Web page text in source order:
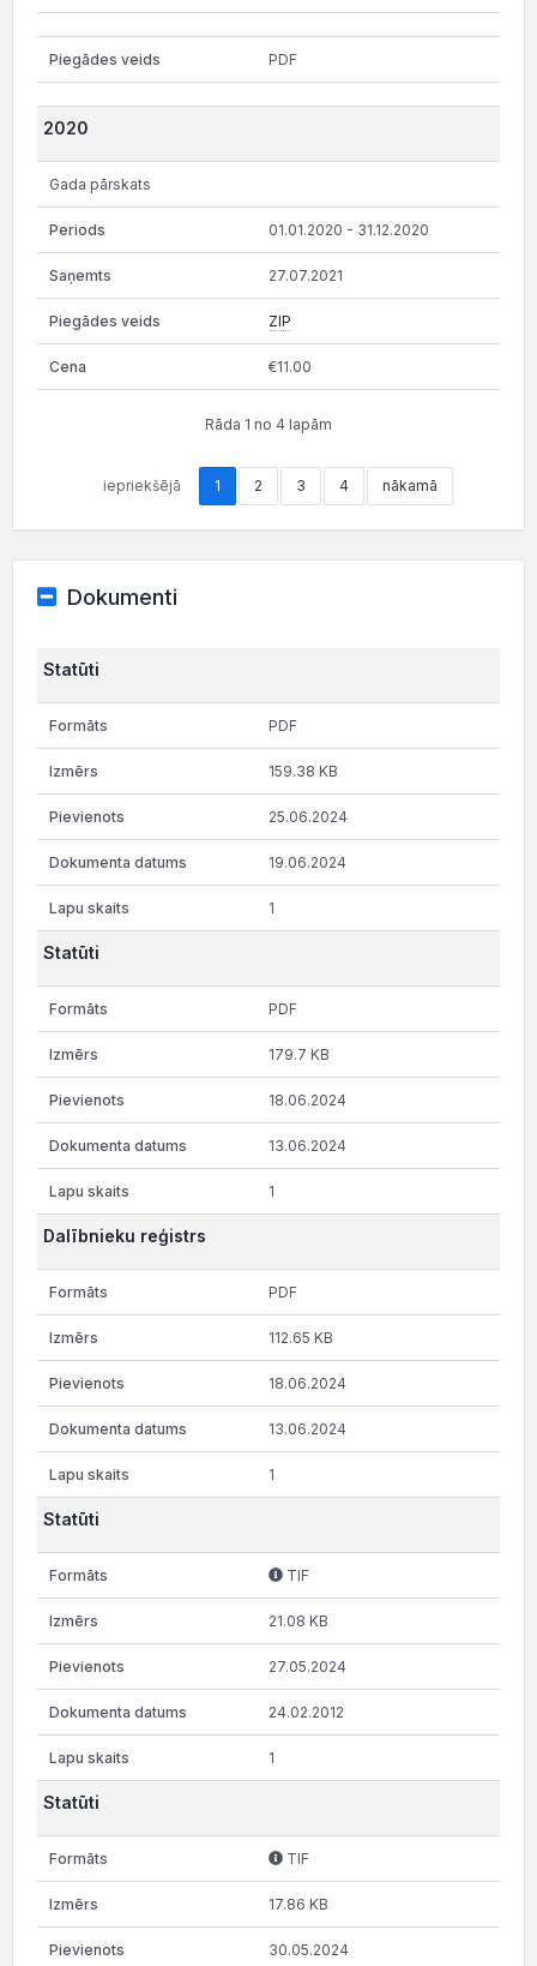
PDF
2020
Gada pārskats
01.01.2020 - 31.12.2020
27.07.2021
ZIP
€11.00
Rāda 1 no 4 lapām
iepriekšējā 1 2 3 4 nākamā
Dokumenti
Statūti
PDF
159.38 KB
25.06.2024
19.06.2024
1
Statūti
PDF
179.7 KB
18.06.2024
13.06.2024
1
Dalībnieku reģistrs
PDF
112.65 KB
18.06.2024
13.06.2024
1
Statūti
TIF
21.08 KB
27.05.2024
24.02.2012
1
Statūti
TIF
17.86 KB
30.05.2024